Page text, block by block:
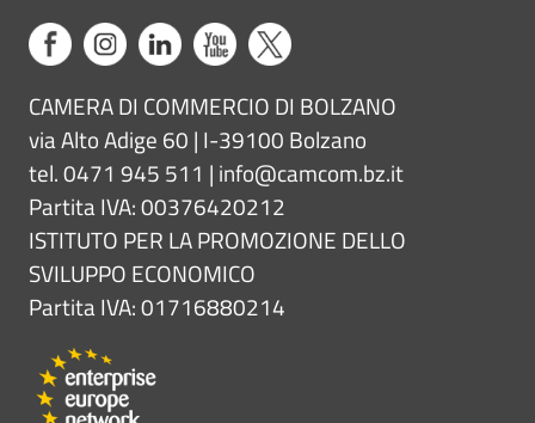
CAMERA DI COMMERCIO DI BOLZANO
via Alto Adige 60 | I-39100 Bolzano
tel. 0471 945 511 | info@camcom.bz.it
Partita IVA: 00376420212
ISTITUTO PER LA PROMOZIONE DELLO
SVILUPPO ECONOMICO
Partita IVA: 01716880214